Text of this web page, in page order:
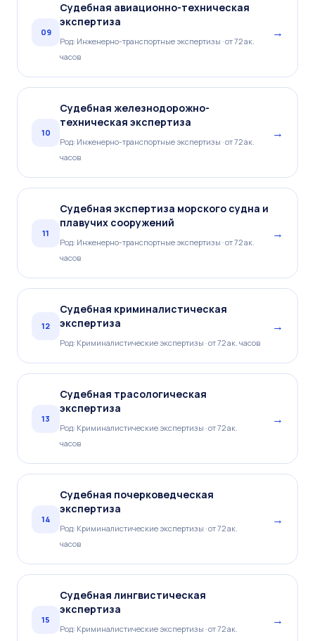
09
Судебная авиационно-техническая
экспертиза
Род: Инженерно-транспортные экспертизы · от 72 ак.
часов
→
10
Судебная железнодорожно-
техническая экспертиза
Род: Инженерно-транспортные экспертизы · от 72 ак.
часов
→
11
Судебная экспертиза морского судна и
плавучих сооружений
Род: Инженерно-транспортные экспертизы · от 72 ак.
часов
→
12
Судебная криминалистическая
экспертиза
Род: Криминалистические экспертизы · от 72 ак. часов
→
13
Судебная трасологическая
экспертиза
Род: Криминалистические экспертизы · от 72 ак.
часов
→
14
Судебная почерковедческая
экспертиза
Род: Криминалистические экспертизы · от 72 ак.
часов
→
15
Судебная лингвистическая
экспертиза
Род: Криминалистические экспертизы · от 72 ак.
→